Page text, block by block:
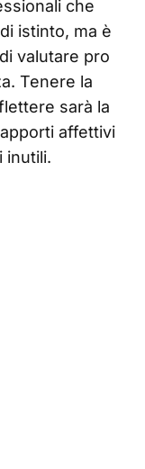
che
istinto, ma è
valutare pro
Tenere la
sarà la
affettivi
inutili.